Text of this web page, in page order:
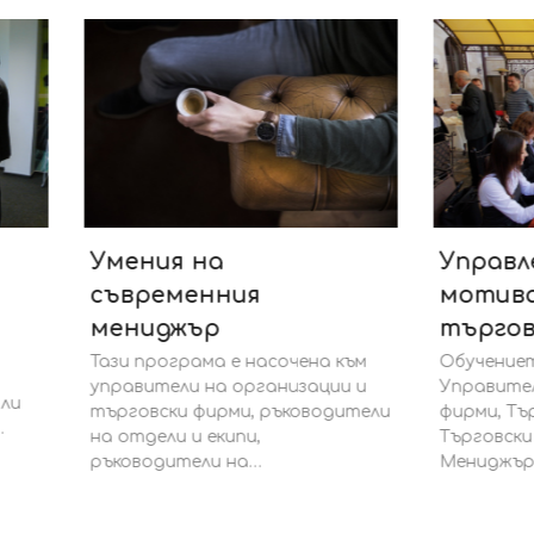
е насочена към
на организации и
фирми, ръководители
и екипи,
на…
Управление и
мотивация на
търговски екип
Обучението е подходящо
Управители на търговски
фирми, Търговски
Търговски мениджъри,
Мениджъри по